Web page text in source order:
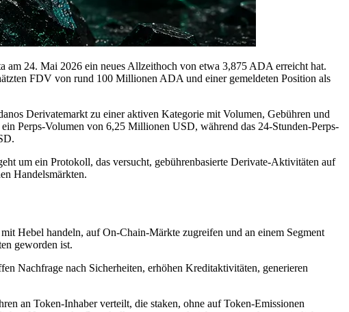
am 24. Mai 2026 ein neues Allzeithoch von etwa 3,875 ADA erreicht hat.
FDV von rund 100 Millionen ADA und einer gemeldeten Position als
Derivatemarkt zu einer aktiven Kategorie mit Volumen, Gebühren und
Perps-Volumen von 6,25 Millionen USD, während das 24-Stunden-Perps-
um ein Protokoll, das versucht, gebührenbasierte Derivate-Aktivitäten auf
Handelsmärkten.
Hebel handeln, auf On-Chain-Märkte zugreifen und an einem Segment
geworden ist.
Nachfrage nach Sicherheiten, erhöhen Kreditaktivitäten, generieren
an Token-Inhaber verteilt, die staken, ohne auf Token-Emissionen